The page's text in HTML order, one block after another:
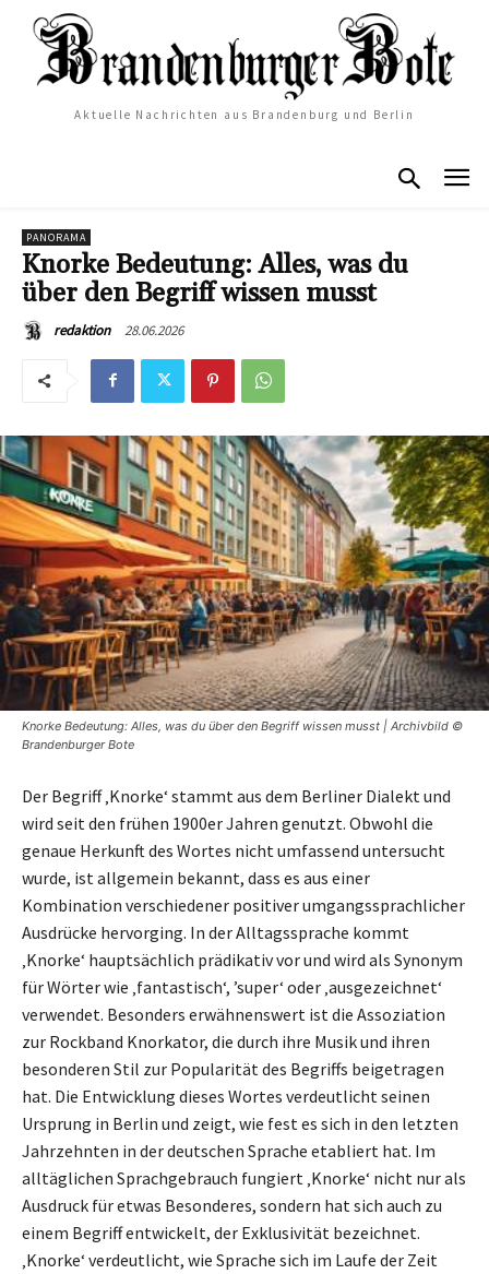
Aktuelle Nachrichten aus Brandenburg und Berlin
PANORAMA
Knorke Bedeutung: Alles, was du
über den Begriff wissen musst
redaktion 28.06.2026
Knorke Bedeutung: Alles, was du über den Begriff wissen musst | Archivbild ©
Brandenburger Bote
Der Begriff ‚Knorke‘ stammt aus dem Berliner Dialekt und
wird seit den frühen 1900er Jahren genutzt. Obwohl die
genaue Herkunft des Wortes nicht umfassend untersucht
wurde, ist allgemein bekannt, dass es aus einer
Kombination verschiedener positiver umgangssprachlicher
Ausdrücke hervorging. In der Alltagssprache kommt
‚Knorke‘ hauptsächlich prädikativ vor und wird als Synonym
für Wörter wie ‚fantastisch‘, ’super‘ oder ‚ausgezeichnet‘
verwendet. Besonders erwähnenswert ist die Assoziation
zur Rockband Knorkator, die durch ihre Musik und ihren
besonderen Stil zur Popularität des Begriffs beigetragen
hat. Die Entwicklung dieses Wortes verdeutlicht seinen
Ursprung in Berlin und zeigt, wie fest es sich in den letzten
Jahrzehnten in der deutschen Sprache etabliert hat. Im
alltäglichen Sprachgebrauch fungiert ‚Knorke‘ nicht nur als
Ausdruck für etwas Besonderes, sondern hat sich auch zu
einem Begriff entwickelt, der Exklusivität bezeichnet.
‚Knorke‘ verdeutlicht, wie Sprache sich im Laufe der Zeit